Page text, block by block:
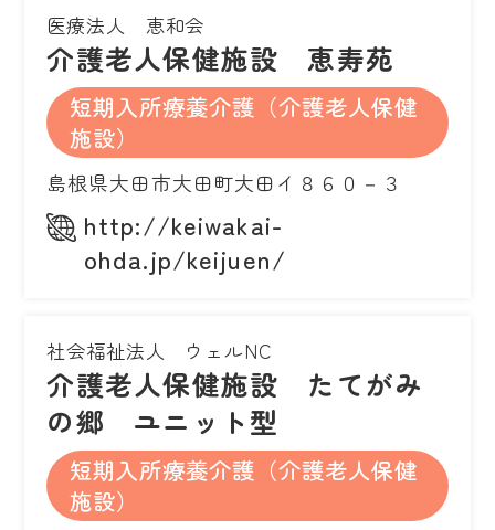
医療法人 恵和会
介護老人保健施設 恵寿苑
短期入所療養介護（介護老人保健
施設）
島根県大田市大田町大田イ８６０－３
http://keiwakai-
ohda.jp/keijuen/
社会福祉法人 ウェルNC
介護老人保健施設 たてがみ
の郷 ユニット型
短期入所療養介護（介護老人保健
施設）